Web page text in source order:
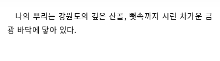
나의 뿌리는 강원도의 깊은 산골, 뼛속까지 시린 차가운 금
광 바닥에 닿아 있다.